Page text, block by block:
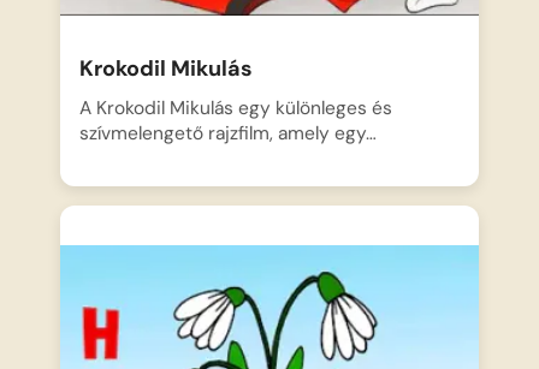
Krokodil Mikulás
A Krokodil Mikulás egy különleges és
szívmelengető rajzfilm, amely egy…